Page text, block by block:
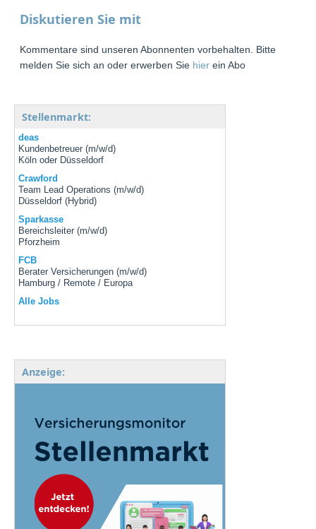
Diskutieren Sie mit
Kommentare sind unseren Abonnenten vorbehalten. Bitte
melden Sie sich an oder erwerben Sie hier ein Abo
Stellenmarkt:
deas
Kundenbetreuer (m/w/d)
Köln oder Düsseldorf
Crawford
Team Lead Operations (m/w/d)
Düsseldorf (Hybrid)
Sparkasse
Bereichsleiter (m/w/d)
Pforzheim
FCB
Berater Versicherungen (m/w/d)
Hamburg / Remote / Europa
Alle Jobs
Anzeige: